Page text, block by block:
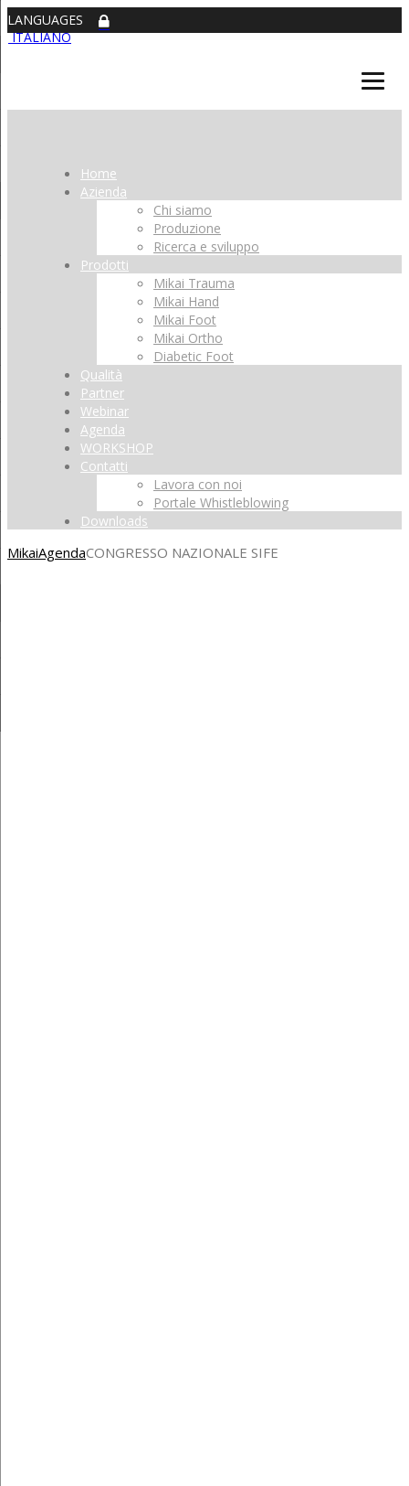
LANGUAGES
ITALIANO
Home
Azienda
Chi siamo
Produzione
Ricerca e sviluppo
Prodotti
Mikai Trauma
Mikai Hand
Mikai Foot
Mikai Ortho
Diabetic Foot
Qualità
Partner
Webinar
Agenda
WORKSHOP
Contatti
Lavora con noi
Portale Whistleblowing
Downloads
MikaiAgendaCONGRESSO NAZIONALE SIFE